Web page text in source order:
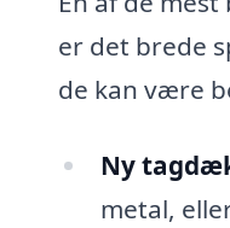
er det brede
de kan være
Ny
metal,